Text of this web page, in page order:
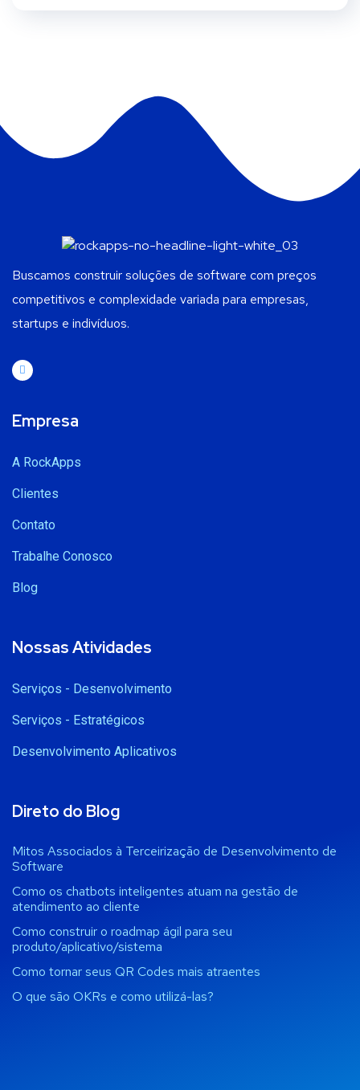
Buscamos construir soluções de software com preços
competitivos e complexidade variada para empresas,
startups e indivíduos.
Empresa
A RockApps
Clientes
Contato
Trabalhe Conosco
Blog
Nossas Atividades
Serviços - Desenvolvimento
Serviços - Estratégicos
Desenvolvimento Aplicativos
Direto do Blog
Mitos Associados à Terceirização de Desenvolvimento de
Software
Como os chatbots inteligentes atuam na gestão de
atendimento ao cliente
Como construir o roadmap ágil para seu
produto/aplicativo/sistema
Como tornar seus QR Codes mais atraentes
O que são OKRs e como utilizá-las?